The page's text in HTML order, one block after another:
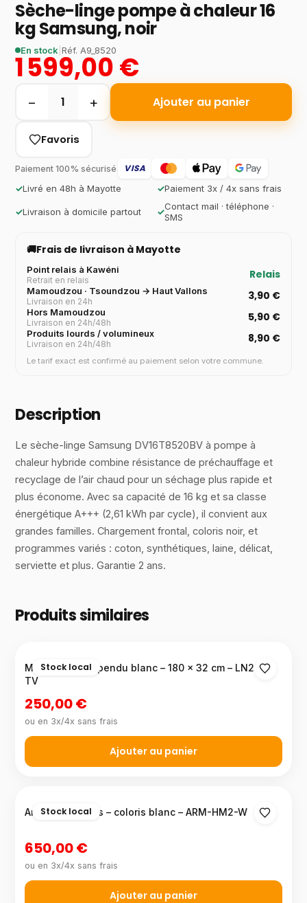
Sèche-linge pompe à chaleur 16
kg Samsung, noir
En stock |Réf.A9_8520
1 599,00 €
− 1 + Ajouter au panier
Favoris
Paiement 100% sécurisé VISA
✓Livré en 48h à Mayotte ✓Paiement 3x / 4x sans frais
✓Livraison à domicile partout ✓Contact mail · téléphone ·
SMS
🚚Frais de livraison à Mayotte
Point relais à Kawéni
Retrait en relais Relais
Mamoudzou · Tsoundzou → Haut Vallons
Livraison en 24h 3,90 €
Hors Mamoudzou
Livraison en 24h/48h 5,90 €
Produits lourds / volumineux
Livraison en 24h/48h 8,90 €
Le tarif exact est confirmé au paiement selon votre commune.
Description
Le sèche-linge Samsung DV16T8520BV à pompe à
chaleur hybride combine résistance de préchauffage et
recyclage de l’air chaud pour un séchage plus rapide et
plus économe. Avec sa capacité de 16 kg et sa classe
énergétique A+++ (2,61 kWh par cycle), il convient aux
grandes familles. Chargement frontal, coloris noir, et
programmes variés : coton, synthétiques, laine, délicat,
serviette et plus. Garantie 2 ans.
Produits similaires
Stock local
Meuble TV suspendu blanc – 180 × 32 cm – LN2-W-
TV
250,00 €
ou en 3x/4x sans frais
Ajouter au panier
Stock local
Armoire 2 portes – coloris blanc – ARM-HM2-W
650,00 €
ou en 3x/4x sans frais
Ajouter au panier